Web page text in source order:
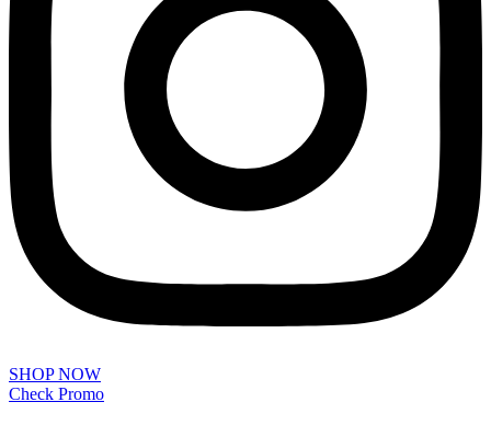
SHOP NOW
Check Promo